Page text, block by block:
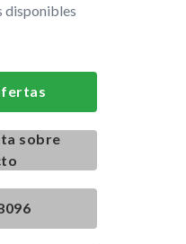
disponibles
sobre